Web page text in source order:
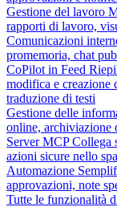
Gestione del lavoro
rapporti di lavoro,
Comunicazioni
promemoria, chat
CoPilot in Feed
modifica e creazione
traduzione di testi
Gestione delle
online, archiviazione
Server MCP Collega
azioni sicure nello
Automazione
approvazioni, note
Tutte le funzionalità